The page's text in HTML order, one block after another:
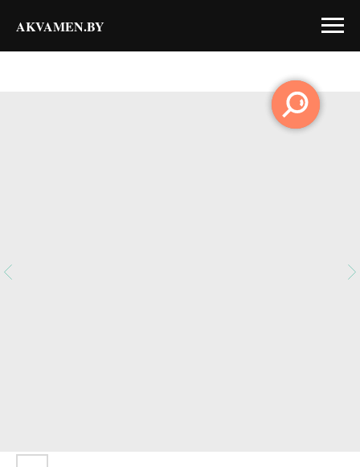
AKVAMEN.BY